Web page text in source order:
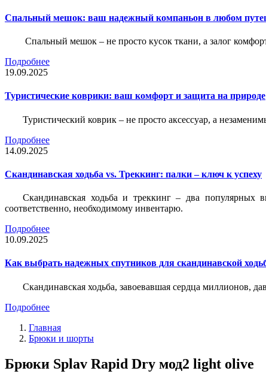
Спальный мешок: ваш надежный компаньон в любом
Спальный мешок – не просто кусок ткани, а залог
Подробнее
19.09.2025
Туристические коврики: ваш комфорт и защита на природе
Туристический коврик – не просто аксессуар, а
Подробнее
14.09.2025
Скандинавская ходьба vs. Треккинг: палки – ключ к успеху
Скандинавская ходьба и треккинг – два популярных
соответственно, необходимому инвентарю.
Подробнее
10.09.2025
Как выбрать надежных спутников для скандинавской
Скандинавская ходьба, завоевавшая сердца миллионов,
Подробнее
Главная
Брюки и шорты
Брюки Splav Rapid Dry мод2 light olive